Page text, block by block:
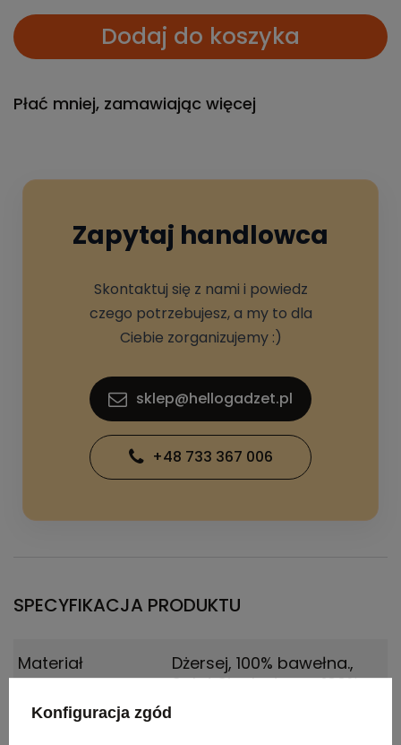
Dodaj do koszyka
Płać mniej, zamawiając więcej
Zapytaj handlowca
Skontaktuj się z nami i powiedz
czego potrzebujesz, a my to dla
Ciebie zorganizujemy :)
sklep@hellogadzet.pl
+48 733 367 006
SPECYFIKACJA PRODUKTU
Materiał Dżersej, 100% bawełna.,
Splot Single Jersey100%
Konfiguracja zgód